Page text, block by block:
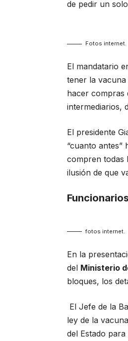
de pedir un
Fotos internet.
El mandatario
tener la
hacer compras
intermediarios,
El presidente
“cuanto antes”
compren todas
ilusión de que
fotos internet.
En la
del Ministerio
bloques, los
El Jefe de la
ley de la
del Estado